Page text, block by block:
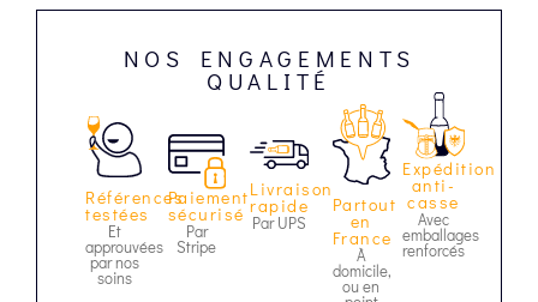
NOS ENGAGEMENTS
QUALITÉ
Références
testées
Et
approuvées
par nos
soins
Paiement
sécurisé
Par
Stripe
Livraison
rapide
Par UPS
Partout
en
France
À
domicile,
ou en
Expédition
anti-
casse
Avec
emballages
renforcés